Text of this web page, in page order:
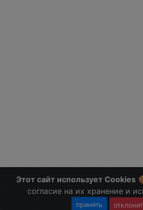
Этот сайт использует Cookies
согласие на их хранение и
принять